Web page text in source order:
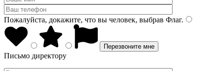
Пожалуйста, докажите, что вы человек, выбрав Флаг.
Письмо директору